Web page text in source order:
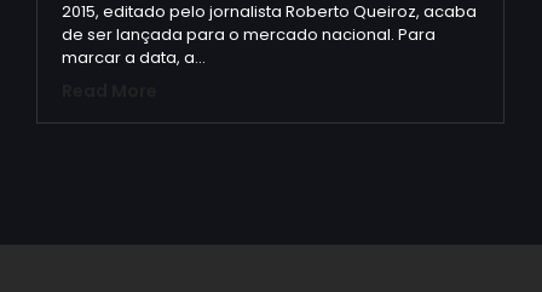
2015, editado pelo jornalista Roberto Queiroz, acaba
de ser lançada para o mercado nacional. Para
marcar a data, a…